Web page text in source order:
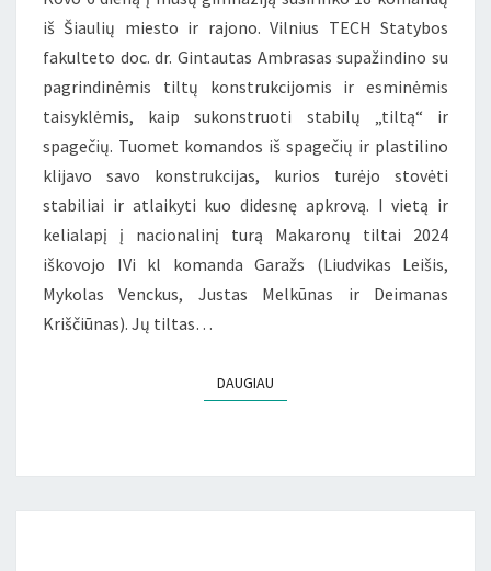
iš Šiaulių miesto ir rajono. Vilnius TECH Statybos
fakulteto doc. dr. Gintautas Ambrasas supažindino su
pagrindinėmis tiltų konstrukcijomis ir esminėmis
taisyklėmis, kaip sukonstruoti stabilų „tiltą“ ir
spagečių. Tuomet komandos iš spagečių ir plastilino
klijavo savo konstrukcijas, kurios turėjo stovėti
stabiliai ir atlaikyti kuo didesnę apkrovą. I vietą ir
kelialapį į nacionalinį turą Makaronų tiltai 2024
iškovojo IVi kl komanda Garažs (Liudvikas Leišis,
Mykolas Venckus, Justas Melkūnas ir Deimanas
Kriščiūnas). Jų tiltas…
DAUGIAU